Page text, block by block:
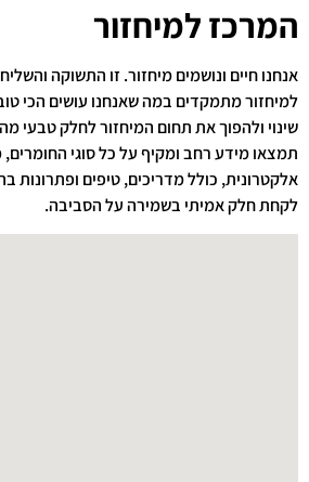
המרכז למיחזור
אנחנו חיים ונושמים מיחזור. זו התשוקה
למיחזור מתמקדים במה שאנחנו עושים הכי
שינוי ולהפוך את תחום המיחזור לחלק טבעי
תמצאו מידע רחב ומקיף על כל סוגי החומרים,
אלקטרונית, כולל מדריכים, טיפים ופתרונות
לקחת חלק אמיתי בשמירה על הסביבה.